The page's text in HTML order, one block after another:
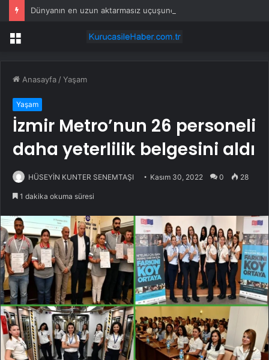
Menü
Anasayfa /Yaşam
Yaşam
İzmir Metro’nun 26 personeli
daha yeterlilik belgesini aldı
HÜSEYİN KUNTER SENEMTAŞI Kasım 30, 2022 0 28
1 dakika okuma süresi